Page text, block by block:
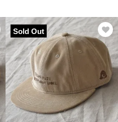
Sold Out